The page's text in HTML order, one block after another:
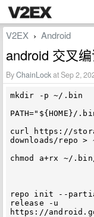
V2EX › Android
android 交叉
ByChainLockat Sep 2,
mkdir -p ~/.bin
PATH="${HOME}/
curl https://
downloads/repo
chmod a+rx ~/
repo init --
release -u
https://